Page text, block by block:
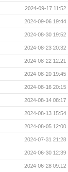
2024-09-17 11:52
2024-09-06 19:44
2024-08-30 19:52
2024-08-23 20:32
2024-08-22 12:21
2024-08-20 19:45
2024-08-16 20:15
2024-08-14 08:17
2024-08-13 15:54
2024-08-05 12:00
2024-07-31 21:28
2024-06-30 12:39
2024-06-28 09:12